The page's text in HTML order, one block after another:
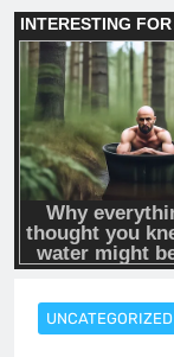
UNCATEGORIZED